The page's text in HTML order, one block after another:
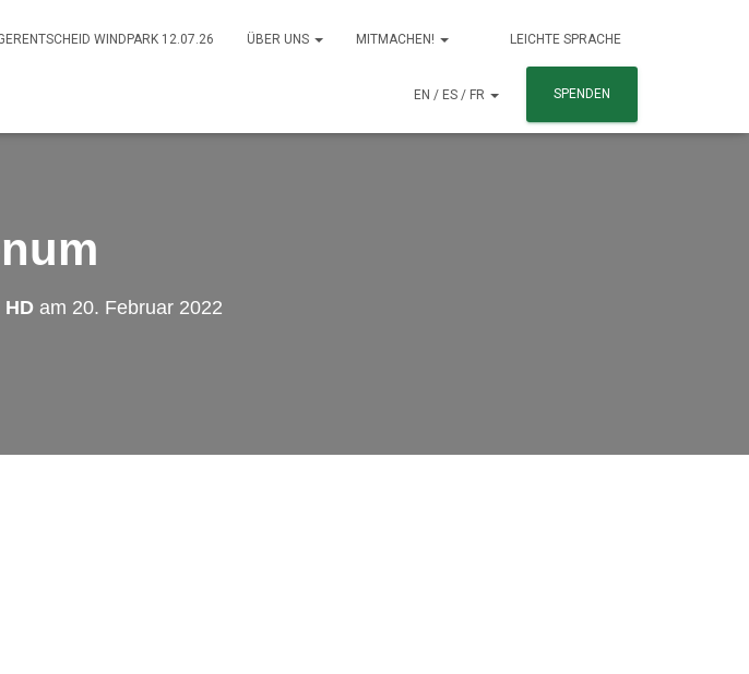
WINDPARK 12.07.26 ÜBER UNS MITMACHEN! LEICHTE SPRACHE
EN / ES / FR SPENDEN
HD am 20. Februar 2022